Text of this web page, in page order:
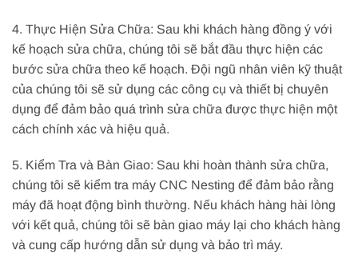
4. Thực Hiện Sửa Chữa: Sau khi khách hàng đồng ý với
kế hoạch sửa chữa, chúng tôi sẽ bắt đầu thực hiện các
bước sửa chữa theo kế hoạch. Đội ngũ nhân viên kỹ thuật
của chúng tôi sẽ sử dụng các công cụ và thiết bị chuyên
dụng để đảm bảo quá trình sửa chữa được thực hiện một
cách chính xác và hiệu quả.
5. Kiểm Tra và Bàn Giao: Sau khi hoàn thành sửa chữa,
chúng tôi sẽ kiểm tra máy CNC Nesting để đảm bảo rằng
máy đã hoạt động bình thường. Nếu khách hàng hài lòng
với kết quả, chúng tôi sẽ bàn giao máy lại cho khách hàng
và cung cấp hướng dẫn sử dụng và bảo trì máy.